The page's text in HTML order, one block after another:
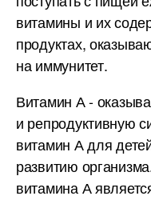
витамины и их
продуктах,
на иммунитет.
Витамин А -
и репродуктивную
витамин А для
развитию
витамина А